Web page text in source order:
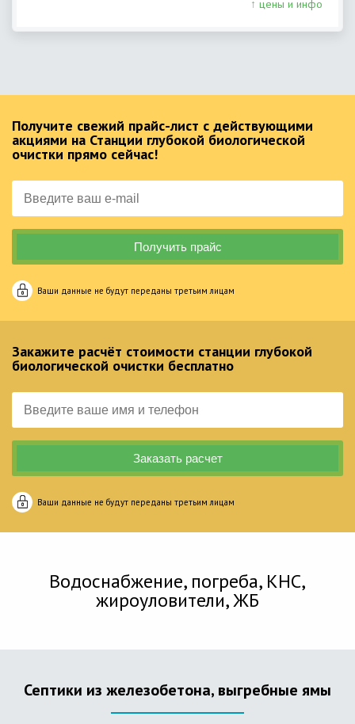
↑ цены и инфо
Получите свежий прайс-лист с действующими
акциями на Станции глубокой биологической
очистки прямо сейчас!
Ваши данные не будут переданы третьим лицам
Закажите расчёт стоимости станции глубокой
биологической очистки бесплатно
Ваши данные не будут переданы третьим лицам
Водоснабжение, погреба, КНС,
жироуловители, ЖБ
Септики из железобетона, выгребные ямы